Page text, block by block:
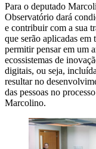
Para o deputado
Observatório dará
e contribuir com a sua
que serão aplicadas em
permitir pensar em um
ecossistemas de
digitais, ou seja,
resultar no
das pessoas no
Marcolino.